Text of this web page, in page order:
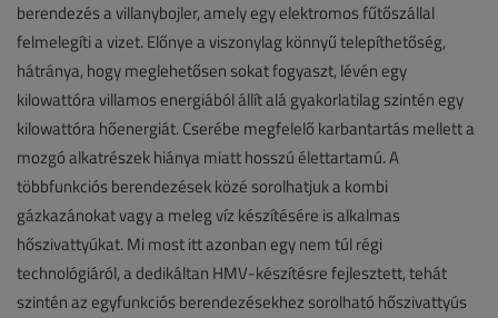
berendezés a villanybojler, amely egy elektromos fűtőszállal
felmelegíti a vizet. Előnye a viszonylag könnyű telepíthetőség,
hátránya, hogy meglehetősen sokat fogyaszt, lévén egy
kilowattóra villamos energiából állít alá gyakorlatilag szintén egy
kilowattóra hőenergiát. Cserébe megfelelő karbantartás mellett a
mozgó alkatrészek hiánya miatt hosszú élettartamú. A
többfunkciós berendezések közé sorolhatjuk a kombi
gázkazánokat vagy a meleg víz készítésére is alkalmas
hőszivattyúkat. Mi most itt azonban egy nem túl régi
technológiáról, a dedikáltan HMV-készítésre fejlesztett, tehát
szintén az egyfunkciós berendezésekhez sorolható hőszivattyús